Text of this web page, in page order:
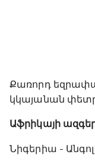
Քառորդ
կկայանան
Աֆրիկայի
Նիգերիա -